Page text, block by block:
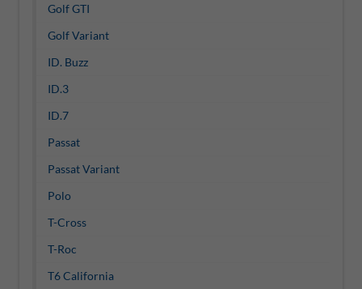
Golf GTI
Golf Variant
ID. Buzz
ID.3
ID.7
Passat
Passat Variant
Polo
T-Cross
T-Roc
T6 California